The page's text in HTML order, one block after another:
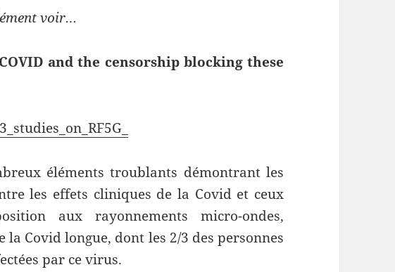
voir…
and the censorship blocking these
éléments troublants démontrant les
les effets cliniques de la Covid et ceux
aux rayonnements micro-ondes,
la Covid longue, dont les 2/3 des personnes
par ce virus.